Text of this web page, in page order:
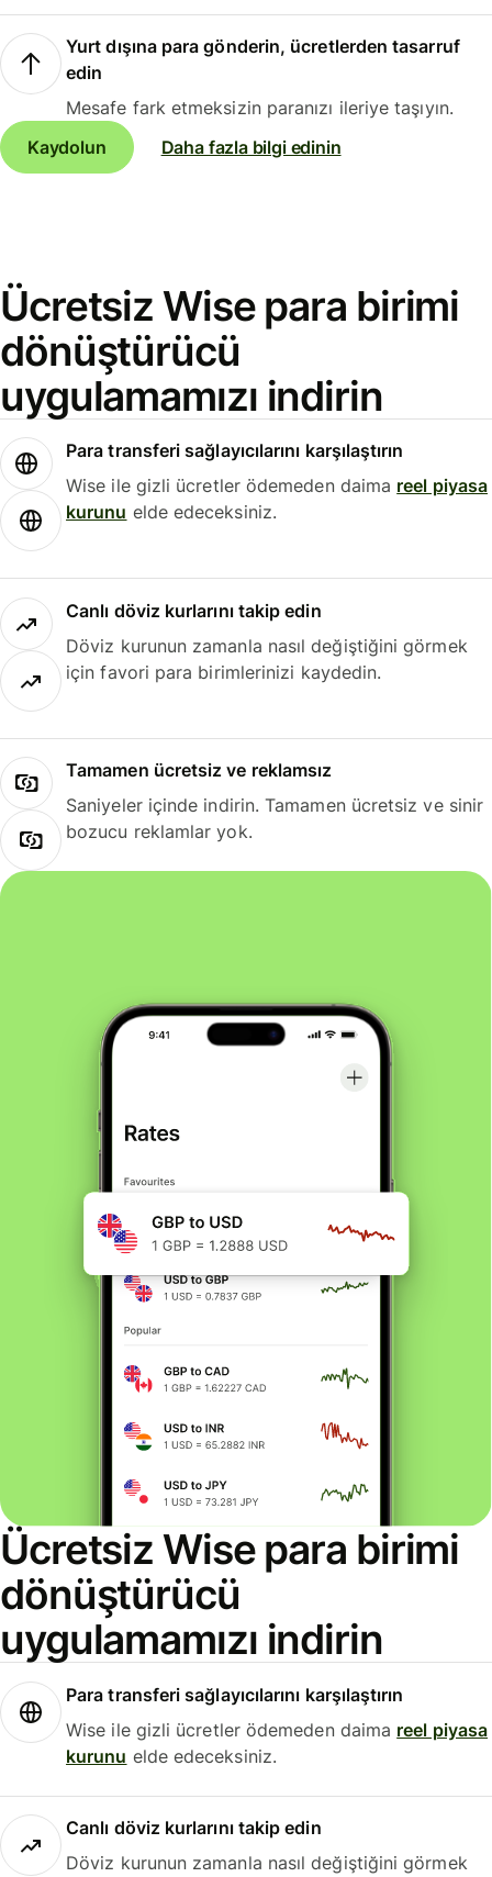
Yurt dışına para gönderin, ücretlerden tasarruf
edin
Mesafe fark etmeksizin paranızı ileriye taşıyın.
Kaydolun
Daha fazla bilgi edinin
Ücretsiz Wise para birimi
dönüştürücü
uygulamamızı indirin
Para transferi sağlayıcılarını karşılaştırın
Wise ile gizli ücretler ödemeden daima reel piyasa
kurunu elde edeceksiniz.
Canlı döviz kurlarını takip edin
Döviz kurunun zamanla nasıl değiştiğini görmek
için favori para birimlerinizi kaydedin.
Tamamen ücretsiz ve reklamsız
Saniyeler içinde indirin. Tamamen ücretsiz ve sinir
bozucu reklamlar yok.
Ücretsiz Wise para birimi
dönüştürücü
uygulamamızı indirin
Para transferi sağlayıcılarını karşılaştırın
Wise ile gizli ücretler ödemeden daima reel piyasa
kurunu elde edeceksiniz.
Canlı döviz kurlarını takip edin
Döviz kurunun zamanla nasıl değiştiğini görmek